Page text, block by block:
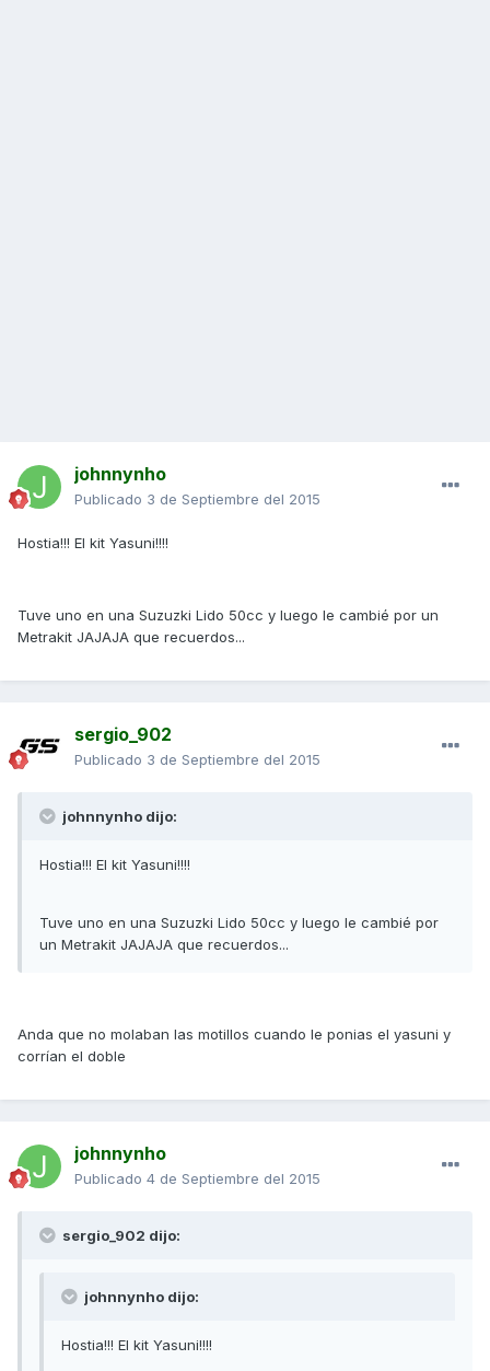
johnnynho
Publicado 3 de Septiembre del 2015
Hostia!!! El kit Yasuni!!!!
Tuve uno en una Suzuzki Lido 50cc y luego le cambié por un
Metrakit JAJAJA que recuerdos...
sergio_902
Publicado 3 de Septiembre del 2015
johnnynho dijo:
Hostia!!! El kit Yasuni!!!!
Tuve uno en una Suzuzki Lido 50cc y luego le cambié por
un Metrakit JAJAJA que recuerdos...
Anda que no molaban las motillos cuando le ponias el yasuni y
corrían el doble
johnnynho
Publicado 4 de Septiembre del 2015
sergio_902 dijo:
johnnynho dijo:
Hostia!!! El kit Yasuni!!!!